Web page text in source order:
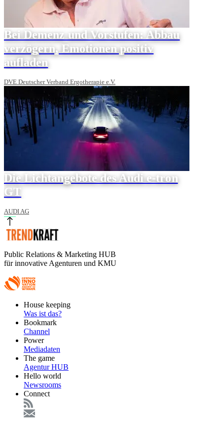
Bei Demenz und Vorstufen: Abbau
verzögern, Emotionen positiv
aufladen
DVE Deutscher Verband Ergotherapie e.V.
Die Lichtangebote des Audi e-tron
GT
AUDI AG
Public Relations & Marketing HUB
für innovative Agenturen und KMU
FooterHouse keeping
Was ist das?
Bookmark
Channel
Power
Mediadaten
The game
Agentur HUB
Hello world
Newsrooms
Connect